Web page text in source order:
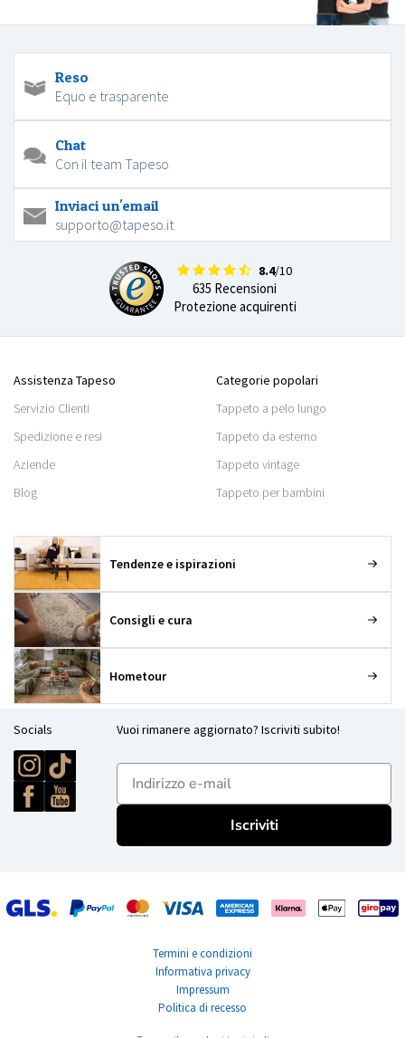
Reso
Equo e trasparente
Chat
Con il team Tapeso
Inviaci un'email
supporto@tapeso.it
8.4/10
635 Recensioni
Protezione acquirenti
Assistenza Tapeso
Servizio Clienti
Spedizione e resi
Aziende
Blog
Categorie popolari
Tappeto a pelo lungo
Tappeto da esterno
Tappeto vintage
Tappeto per bambini
Tendenze e ispirazioni
Consigli e cura
Hometour
Socials Vuoi rimanere aggiornato? Iscriviti subito!
E-mailadres
Iscriviti
Termini e condizioni
Informativa privacy
Impressum
Politica di recesso